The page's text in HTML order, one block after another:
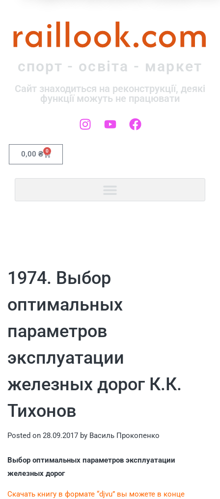
raillook.com
спорт - освіта - маркет
Сайт знаходиться на реконструкції, деякі
функції можуть не працювати
0,00 ₴ 0
1974. Выбор
оптимальных
параметров
эксплуатации
железных дорог К.К.
Тихонов
Posted on 28.09.2017 by Василь Прокопенко
Выбор оптимальных параметров эксплуатации
железных дорог
Скачать книгу в формате “djvu” вы можете в конце